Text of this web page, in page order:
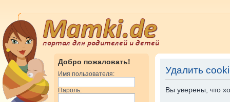
Добро пожаловать!
Имя пользователя:
Пароль:
Удалить
Вы уверены, что